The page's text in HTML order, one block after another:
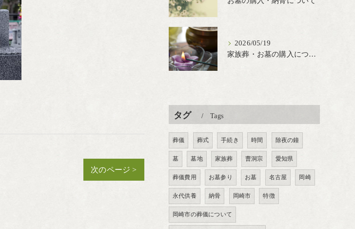
次のページ >
2026/05/19
家族葬・お墓の購入について
タグ Tags
葬儀 葬式 手続き 時間 除夜の鐘
墓 墓地 家族葬 曹洞宗 愛知県
葬儀費用 お墓参り お墓 名古屋 岡崎
永代供養 納骨 岡崎市 特徴
岡崎市の葬儀について